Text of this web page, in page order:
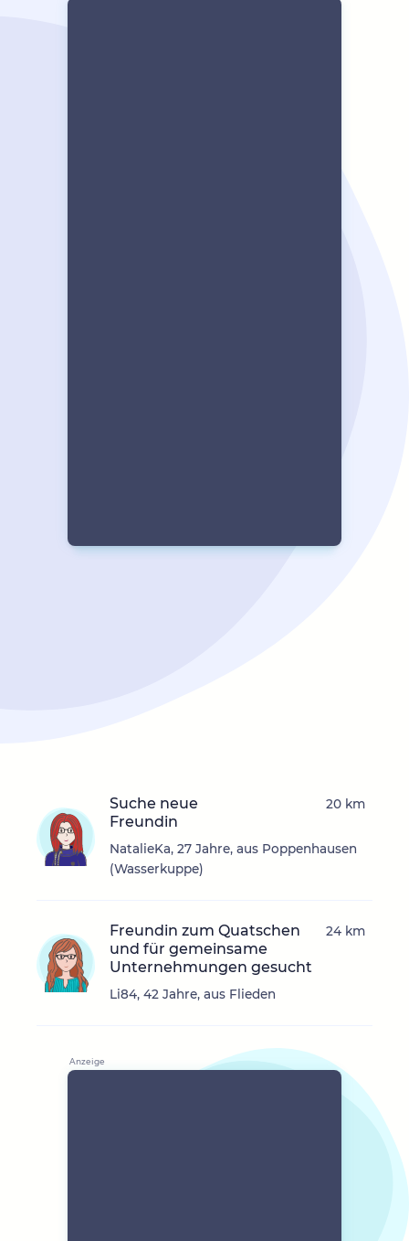
Suche neue
Freundin
NatalieKa, 27 Jahre, aus Poppenhausen
(Wasserkuppe)
20 km
Freundin zum Quatschen
und für gemeinsame
Unternehmungen gesucht
Li84, 42 Jahre, aus Flieden
24 km